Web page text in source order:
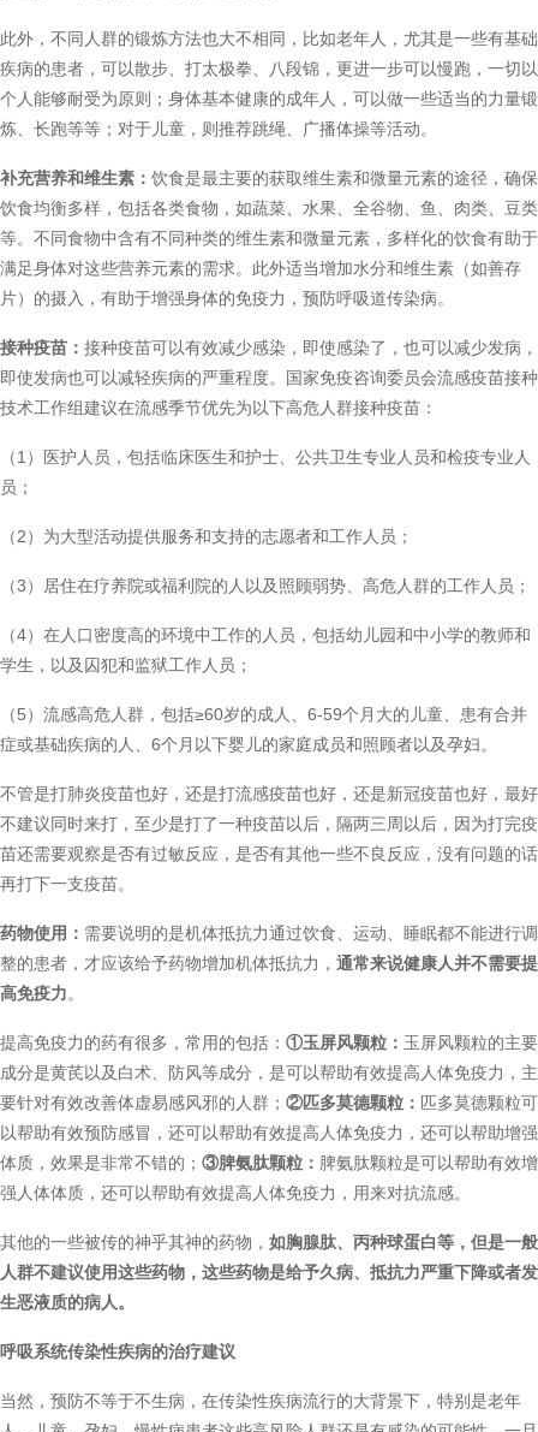
此外，不同人群的锻炼方法也大不相同，比如老年人，尤其是一些有基础
疾病的患者，可以散步、打太极拳、八段锦，更进一步可以慢跑，一切以
个人能够耐受为原则；身体基本健康的成年人，可以做一些适当的力量锻
炼、长跑等等；对于儿童，则推荐跳绳、广播体操等活动。
补充营养和维生素： 饮食是最主要的获取维生素和微量元素的途径，确保
饮食均衡多样，包括各类食物，如蔬菜、水果、全谷物、鱼、肉类、豆类
等。不同食物中含有不同种类的维生素和微量元素，多样化的饮食有助于
满足身体对这些营养元素的需求。此外适当增加水分和维生素（如善存
片）的摄入，有助于增强身体的免疫力，预防呼吸道传染病。
接种疫苗： 接种疫苗可以有效减少感染，即使感染了，也可以减少发病，
即使发病也可以减轻疾病的严重程度。国家免疫咨询委员会流感疫苗接种
技术工作组建议在流感季节优先为以下高危人群接种疫苗：
（1）医护人员，包括临床医生和护士、公共卫生专业人员和检疫专业人
员；
（2）为大型活动提供服务和支持的志愿者和工作人员；
（3）居住在疗养院或福利院的人以及照顾弱势、高危人群的工作人员；
（4）在人口密度高的环境中工作的人员，包括幼儿园和中小学的教师和
学生，以及囚犯和监狱工作人员；
（5）流感高危人群，包括≥60岁的成人、6-59个月大的儿童、患有合并
症或基础疾病的人、6个月以下婴儿的家庭成员和照顾者以及孕妇。
不管是打肺炎疫苗也好，还是打流感疫苗也好，还是新冠疫苗也好，最好
不建议同时来打，至少是打了一种疫苗以后，隔两三周以后，因为打完疫
苗还需要观察是否有过敏反应，是否有其他一些不良反应，没有问题的话
再打下一支疫苗。
药物使用： 需要说明的是机体抵抗力通过饮食、运动、睡眠都不能进行调
整的患者，才应该给予药物增加机体抵抗力， 通常来说健康人并不需要提
高免疫力。
提高免疫力的药有很多，常用的包括： ①玉屏风颗粒： 玉屏风颗粒的主要
成分是黄芪以及白术、防风等成分，是可以帮助有效提高人体免疫力，主
要针对有效改善体虚易感风邪的人群； ②匹多莫德颗粒： 匹多莫德颗粒可
以帮助有效预防感冒，还可以帮助有效提高人体免疫力，还可以帮助增强
体质，效果是非常不错的； ③脾氨肽颗粒： 脾氨肽颗粒是可以帮助有效增
强人体体质，还可以帮助有效提高人体免疫力，用来对抗流感。
其他的一些被传的神乎其神的药物， 如胸腺肽、丙种球蛋白等，但是一般
人群不建议使用这些药物，这些药物是给予久病、抵抗力严重下降或者发
生恶液质的病人。
呼吸系统传染性疾病的治疗建议
当然，预防不等于不生病，在传染性疾病流行的大背景下，特别是老年